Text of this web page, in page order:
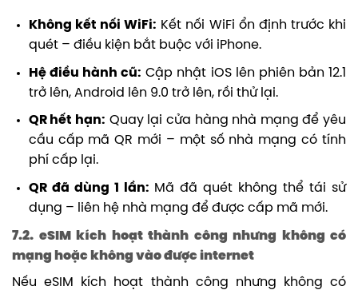
Không kết nối WiFi: Kết nối WiFi ổn định trước khi
quét – điều kiện bắt buộc với iPhone.
Hệ điều hành cũ: Cập nhật iOS lên phiên bản 12.1
trở lên, Android lên 9.0 trở lên, rồi thử lại.
QR hết hạn: Quay lại cửa hàng nhà mạng để yêu
cầu cấp mã QR mới – một số nhà mạng có tính
phí cấp lại.
QR đã dùng 1 lần: Mã đã quét không thể tái sử
dụng – liên hệ nhà mạng để được cấp mã mới.
7.2. eSIM kích hoạt thành công nhưng không có
mạng hoặc không vào được internet
Nếu eSIM kích hoạt thành công nhưng không có